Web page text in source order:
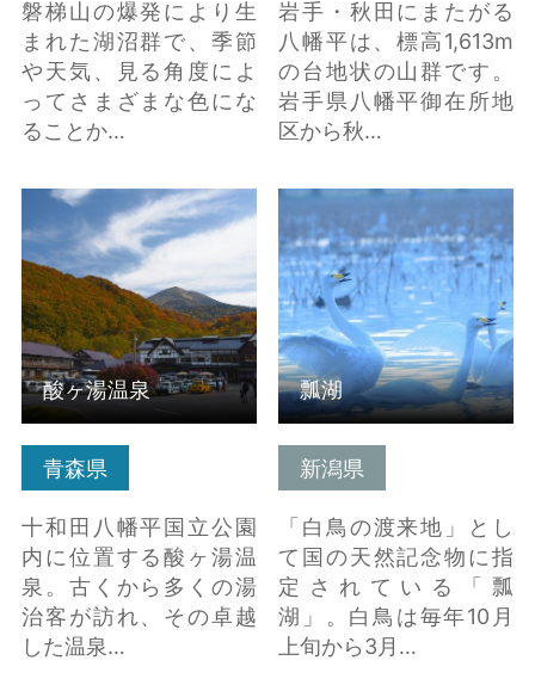
磐梯山の爆発により生
まれた湖沼群で、季節
や天気、見る角度によ
ってさまざまな色にな
ることか…
岩手・秋田にまたがる
八幡平は、標高1,613m
の台地状の山群です。
岩手県八幡平御在所地
区から秋…
青森県
十和田八幡平国立公園
内に位置する酸ヶ湯温
泉。古くから多くの湯
治客が訪れ、その卓越
した温泉…
酸ヶ湯温泉 の詳細はこ
ちら
酸ヶ湯温泉
新潟県
「白鳥の渡来地」とし
て国の天然記念物に指
定されている「瓢
湖」。白鳥は毎年10月
上旬から3月…
瓢湖 の詳細はこちら
瓢湖